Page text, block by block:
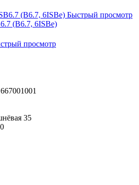
Быстрый просмотр
(B6.7, 6ISBe)
просмотр
35